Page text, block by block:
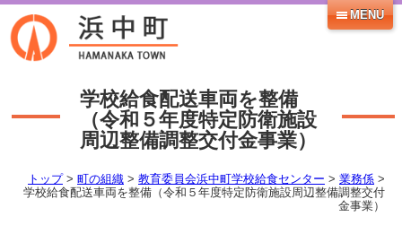
MENU
学校給食配送車両を整備
（令和５年度特定防衛施設
周辺整備調整交付金事業）
トップ> 町の組織 > 教育委員会浜中町学校給食センター > 業務係 >
学校給食配送車両を整備（令和５年度特定防衛施設周辺整備調整交付
金事業）